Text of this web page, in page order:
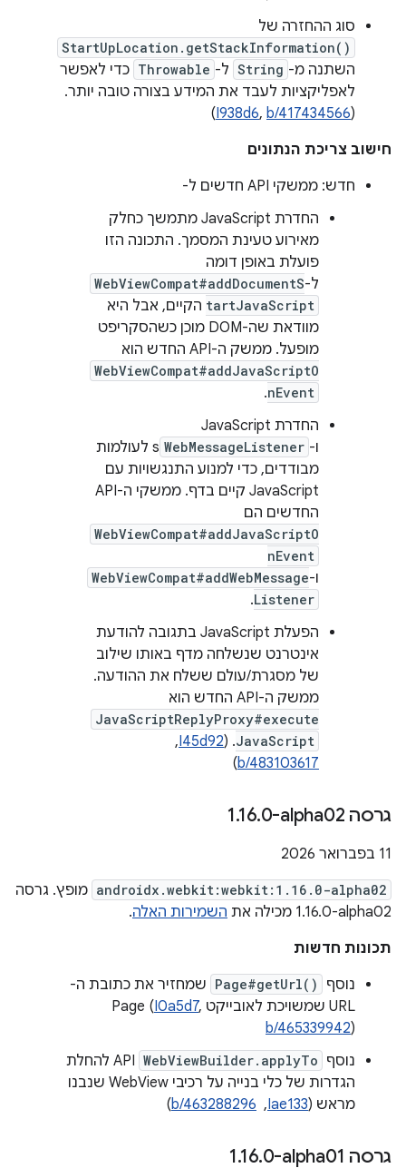
סוג ההחזרה של
StartUpLocation.getStackInformation()
השתנה מ- String ל- Throwable כדי לאפשר
לאפליקציות לעבד את המידע בצורה טובה יותר.
‫(
I938d6, b/417434566
)
חישוב צריכת הנתונים
חדש: ממשקי API חדשים ל-
החדרת JavaScript מתמשך כחלק
מאירוע טעינת המסמך. התכונה הזו
פועלת באופן דומה
ל-WebViewCompat#addDocumentS
tartJavaScript הקיים, אבל היא
מוודאת שה-DOM מוכן כשהסקריפט
מופעל. ממשק ה-API החדש הוא
WebViewCompat#addJavaScriptO
nEvent
.
החדרת JavaScript
ו- WebMessageListener
s לעולמות
מבודדים, כדי למנוע התנגשויות עם
JavaScript קיים בדף. ממשקי ה-API
החדשים הם
WebViewCompat#addJavaScriptO
nEvent
ו-WebViewCompat#addWebMessage
Listener
.
הפעלת JavaScript בתגובה להודעת
אינטרנט שנשלחה מדף באותו שילוב
של מסגרת/עולם ששלח את ההודעה.
ממשק ה-API החדש הוא
JavaScriptReplyProxy#execute
JavaScript
. (
I45d92
, ‏
b/483103617
)
גרסה ‎1 .16.0-alpha02
‫11 בפברואר 2026
androidx.webkit:webkit:1.16.0-alpha02 מופץ. גרסה
‎1.16.0-alpha02 מכילה את
השמירות האלה.
תכונות חדשות
נוסף
Page#getUrl() שמחזיר את כתובת ה-
URL שמשויכת לאובייקט Page (
I0a5d7,
b/465339942)
נוסף WebViewBuilder.applyTo
API להחלת
הגדרות של כלי בנייה על רכיבי WebView שנבנו
מראש (Iae133
, ‏
b/463288296
)
גרסה ‎1 .16.0-alpha01